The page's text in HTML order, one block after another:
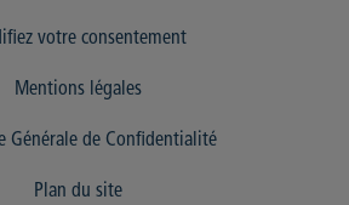
votre consentement
Mentions légales
Générale de Confidentialité
Plan du site